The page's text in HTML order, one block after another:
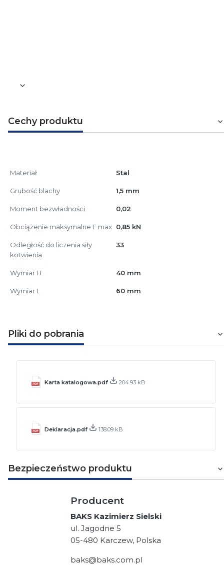
Cechy produktu
Materiał Stal
Grubość blachy 1,5 mm
Moment bezwładności 0,02
Obciążenie maksymalne F max 0,85 kN
Odległość do liczenia siły
kotwienia
33
Wymiar H 40 mm
Wymiar L 60 mm
Pliki do pobrania
Karta katalogowa.pdf 204.93 kB
Deklaracja.pdf 138.09 kB
Bezpieczeństwo produktu
Producent
BAKS Kazimierz Sielski
ul. Jagodne 5
05-480 Karczew, Polska
baks@baks.com.pl